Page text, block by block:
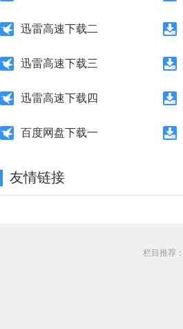
迅雷高速下载二
迅雷高速下载三
迅雷高速下载四
百度网盘下载一
友情链接
栏目推荐：